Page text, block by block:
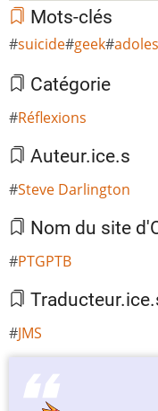
Mots-clés
suicide geek
Catégorie
Réflexions
Auteur.ice.s
Steve Darlington
Nom du site
PTGPTB
JMS